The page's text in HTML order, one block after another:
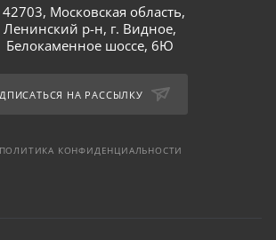
Московская область,
Ленинский р-н, г. Видное,
Белокаменное шоссе, 6Ю
НА РАССЫЛКУ
ПОЛИТИКА КОНФИДЕНЦИАЛЬНОСТИ